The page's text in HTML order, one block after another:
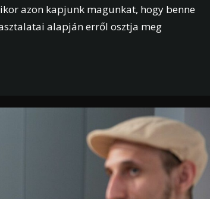
azon kapjunk magunkat, hogy benne
alapján erről osztja meg